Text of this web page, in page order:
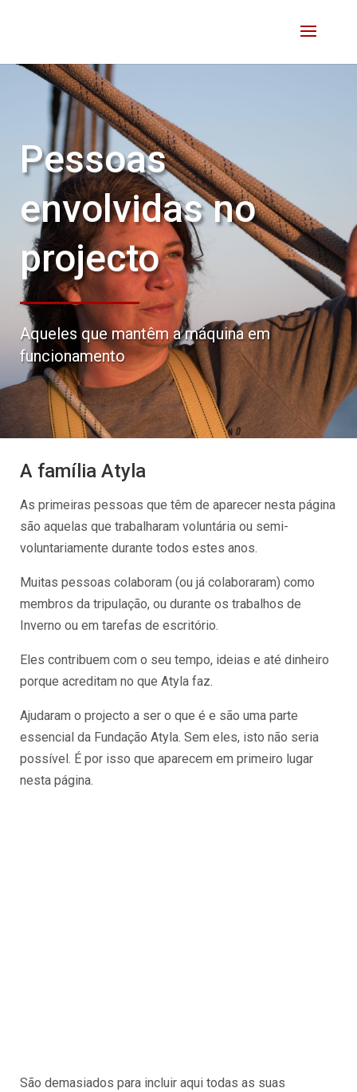
Pessoas
envolvidas no
projecto
Aqueles que mantêm a máquina em
funcionamento
A família Atyla
As primeiras pessoas que têm de aparecer nesta página
são aquelas que trabalharam voluntária ou semi-
voluntariamente durante todos estes anos.
Muitas pessoas colaboram (ou já colaboraram) como
membros da tripulação, ou durante os trabalhos de
Inverno ou em tarefas de escritório.
Eles contribuem com o seu tempo, ideias e até dinheiro
porque acreditam no que Atyla faz.
Ajudaram o projecto a ser o que é e são uma parte
essencial da Fundação Atyla. Sem eles, isto não seria
possível. É por isso que aparecem em primeiro lugar
nesta página.
São demasiados para incluir aqui todas as suas